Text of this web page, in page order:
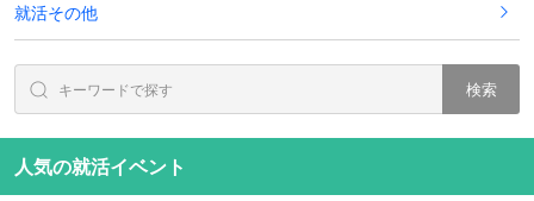
就活その他
検索
人気の就活イベント